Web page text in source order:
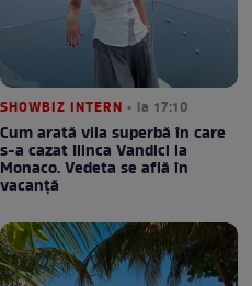
SHOWBIZ INTERN • la 17:10
Cum arată vila superbă în care
s-a cazat Ilinca Vandici la
Monaco. Vedeta se află în
vacanță